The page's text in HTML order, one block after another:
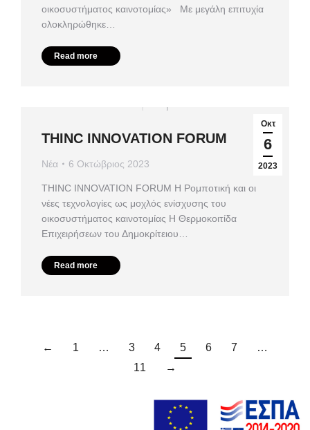
οικοσυστήματος καινοτομίας» Με μεγάλη επιτυχία
ολοκληρώθηκε…
Read more
Οκτ
6
2023
ΤHINC INNOVATION FORUM
Νέα 6 Οκτώβριος 2023
ΤHINC INNOVATION FORUM Η Ρομποτική και οι
νέες τεχνολογίες ως μοχλός ενίσχυσης του
οικοσυστήματος καινοτομίας Η Θερμοκοιτίδα
Επιχειρήσεων του Δημοκρίτειου…
Read more
← 1 … 3 4 5 6 7
…
11
→